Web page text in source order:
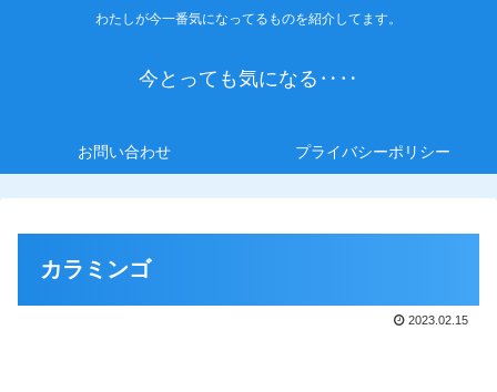
わたしが今一番気になってるものを紹介してます。
今とっても気になる‥‥
お問い合わせ プライバシーポリシー
カラミンゴ
2023.02.15